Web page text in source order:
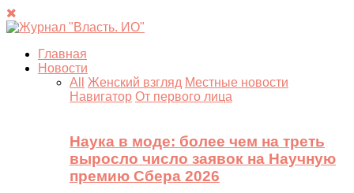
Главная
Новости
All
Женский взгляд Местные новости
Навигатор От первого лица
Наука в моде: более чем на треть
выросло число заявок на Научную
премию Сбера 2026